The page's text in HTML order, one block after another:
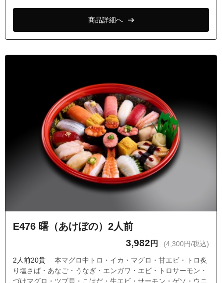
商品詳細へ
E476 曙（あけぼの）2人前
3,982 円 (4,300円/税込)
2人前20貫
本マグロ中トロ・イカ・マグロ・甘エビ・トロ炙
り塩さば・あなご・うなぎ・エンガワ・エビ・トロサーモン・
づけマグロ・ツブ貝・こはだ・生エビ・サーモン・ゲソ・ウニ